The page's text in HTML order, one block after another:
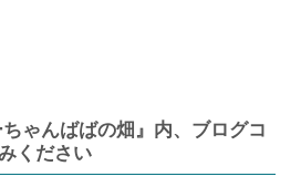
ゃんばばの畑』内、ブログコ
ください